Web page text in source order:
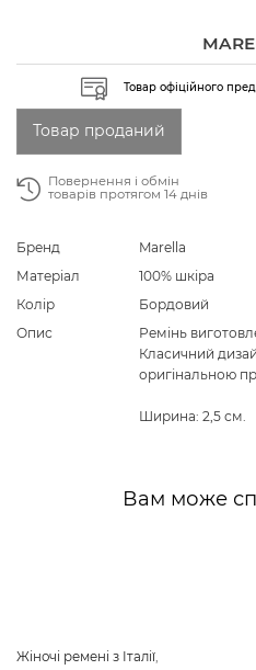
Товар офіційного
Товар проданий
Повернення і обмін
товарів протягом 14 днів
Бренд
Marella
Матеріал
100% шкіра
Колір
Бордовий
Опис
Ремінь
Класичний
оригінальною
Ширина: 2,5 см.
Вам може
Жіночі ремені з Італії